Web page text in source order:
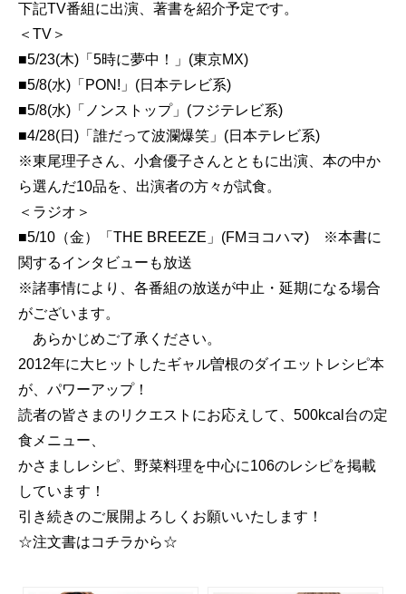
下記TV番組に出演、著書を紹介予定です。
＜TV＞
■5/23(木)「5時に夢中！」(東京MX)
■5/8(水)「PON!」(日本テレビ系)
■5/8(水)「ノンストップ」(フジテレビ系)
■4/28(日)「誰だって波瀾爆笑」(日本テレビ系)
※東尾理子さん、小倉優子さんとともに出演、本の中か
ら選んだ10品を、出演者の方々が試食。
＜ラジオ＞
■5/10（金）「THE BREEZE」(FMヨコハマ) ※本書に
関するインタビューも放送
※諸事情により、各番組の放送が中止・延期になる場合
がございます。
あらかじめご了承ください。
2012年に大ヒットしたギャル曽根のダイエットレシピ本
が、パワーアップ！
読者の皆さまのリクエストにお応えして、500kcal台の定
食メニュー、
かさましレシピ、野菜料理を中心に106のレシピを掲載
しています！
引き続きのご展開よろしくお願いいたします！
☆注文書はコチラから☆